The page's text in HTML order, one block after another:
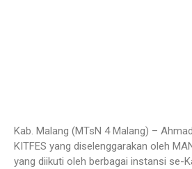
Kab. Malang (MTsN 4 Malang) –
KITFES yang diselenggarakan oleh
yang diikuti oleh berbagai instansi se-